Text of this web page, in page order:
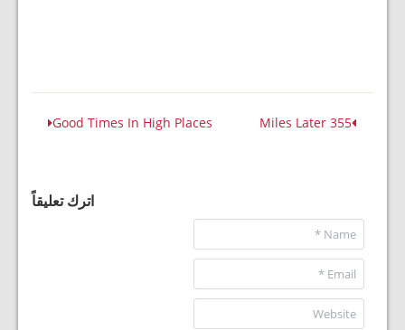
355 Miles Later
Good Times In High Places
اترك تعليقاً